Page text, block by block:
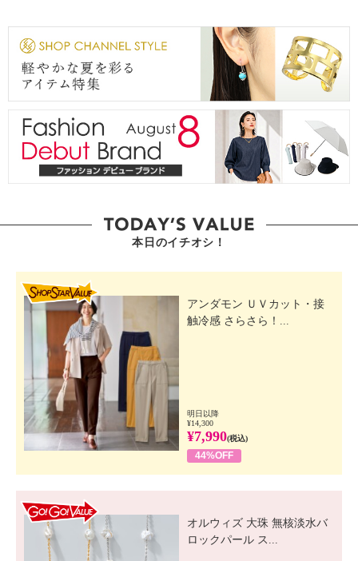
本日のイチオシ！
アンダモン ＵＶカット・接
触冷感 さらさら！...
明日以降
¥14,300
¥7,990(税込)
44%OFF
オルウィズ 大珠 無核淡水バ
ロックパール ス...